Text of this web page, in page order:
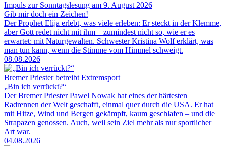
Impuls zur Sonntagslesung am 9. August 2026
Gib mir doch ein Zeichen!
Der Prophet Elija erlebt, was viele erleben: Er steckt in der Klemme,
aber Gott redet nicht mit ihm – zumindest nicht so, wie er es
erwartet: mit Naturgewalten. Schwester Kristina Wolf erklärt, was
man tun kann, wenn die Stimme vom Himmel schweigt.
08.08.2026
Bremer Priester betreibt Extremsport
„Bin ich verrückt?“
Der Bremer Priester Pawel Nowak hat eines der härtesten
Radrennen der Welt geschafft, einmal quer durch die USA. Er hat
mit Hitze, Wind und Bergen gekämpft, kaum geschlafen – und die
Strapazen genossen. Auch, weil sein Ziel mehr als nur sportlicher
Art war.
04.08.2026